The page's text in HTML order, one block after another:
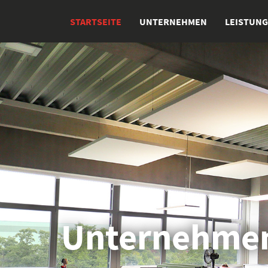
Unternehmen
Leistungen
Produkte
Karriere
STARTSEITE UNTERNEHMEN